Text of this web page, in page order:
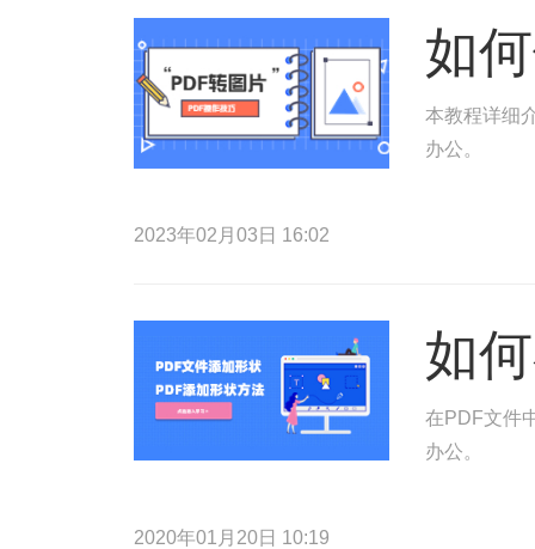
如
本教程详细
办公。
2023年02月03日 16:02
如
在PDF文件
办公。
2020年01月20日 10:19